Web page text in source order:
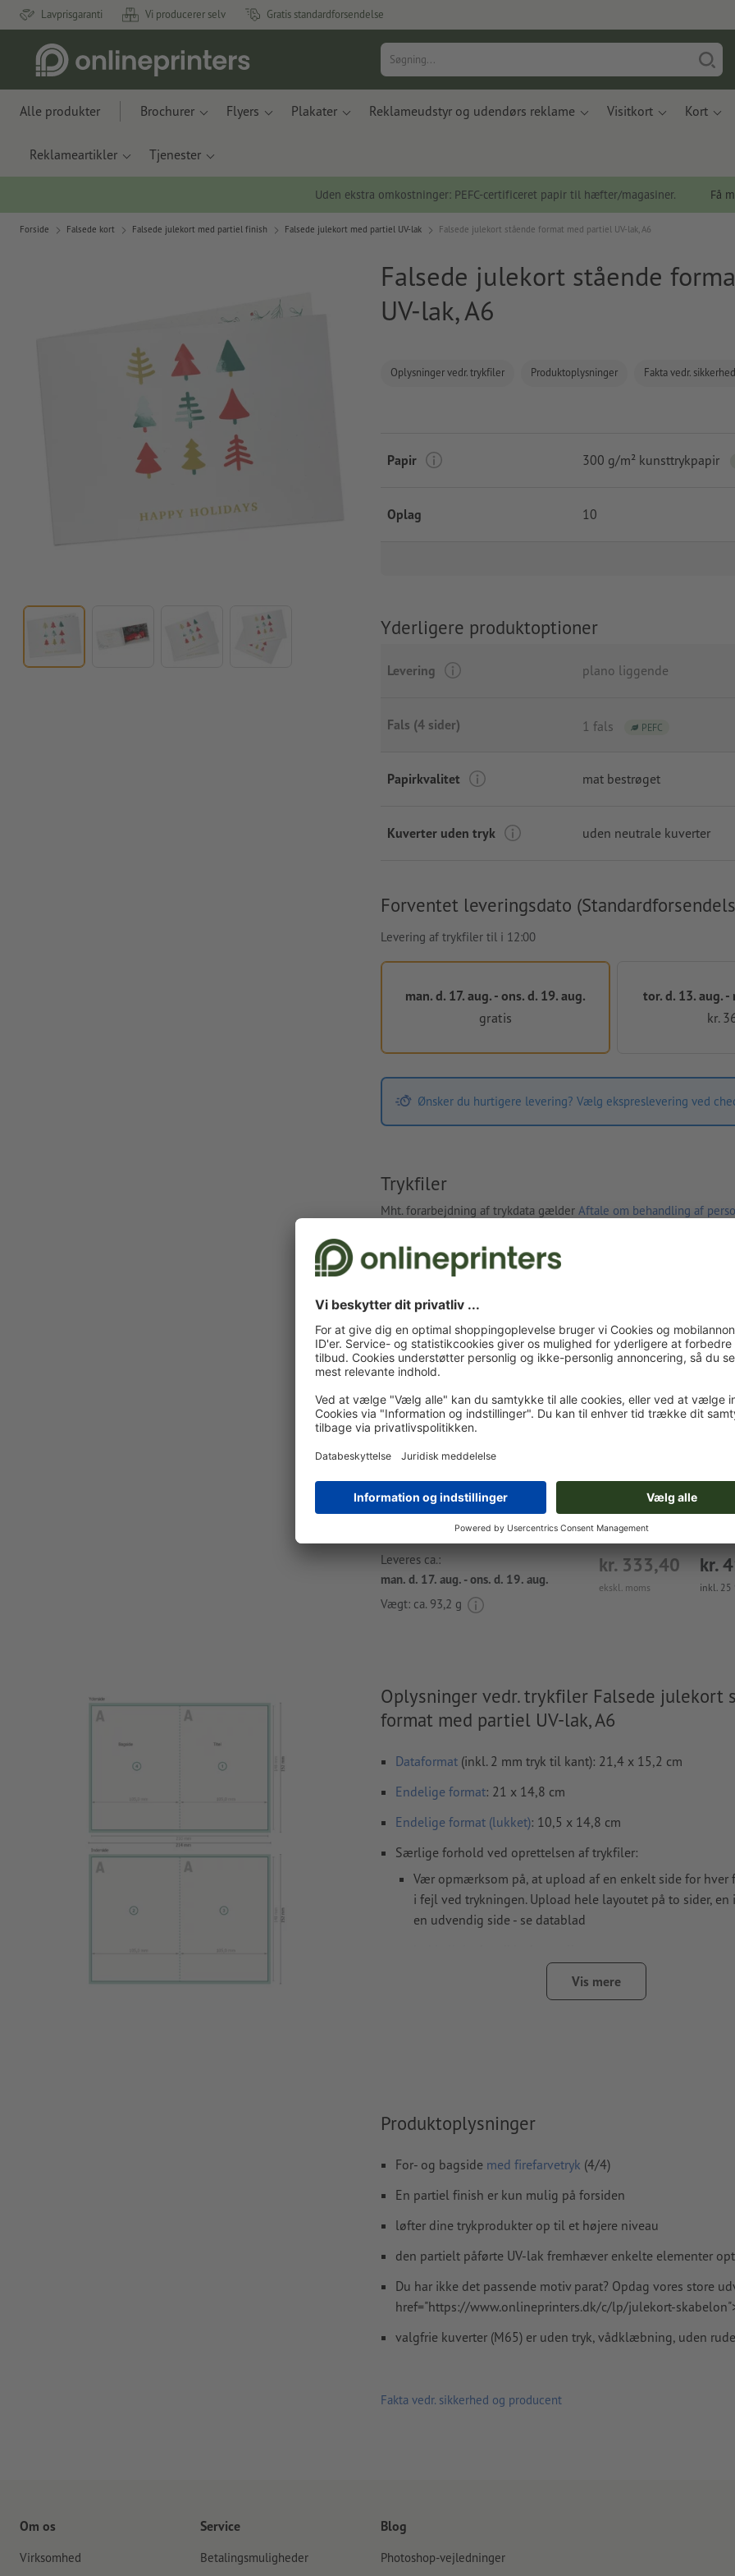
Lavprisgaranti Vi producerer selv Gratis standardforsendelse
Alle produkter Brochurer Flyers Plakater Reklameudstyr og udendørs reklame Visitkort Kort
Reklameartikler Tjenester
Uden ekstra omkostninger: PEFC-certificeret papir til hæfter/magasiner. Få
Forside Falsede kort Falsede julekort med partiel finish Falsede julekort med partiel UV-lak Falsede julekort stående format med partiel UV-lak, A6
Falsede julekort stående
UV-lak, A6
Oplysninger vedr. trykfiler Produktoplysninger Fakta vedr.
Papir 300 g/m² kunsttrykpapir
Oplag 10
Yderligere produktoptioner
Levering plano liggende
Fals (4 sider) 1 fals PEFC
Papirkvalitet mat bestrøget
Kuverter uden tryk uden neutrale kuverter
Forventet leveringsdato
Levering af trykfiler til i 12:00
man. d. 17. aug. - ons. d. 19. aug.
gratis
tor. d. 13. aug. -
kr.
Ønsker du hurtigere levering? Vælg ekspreslevering ved
Trykfiler
Mht. forarbejdning af trykdata gælder Aftale om behandling af
Egne trykfiler
Du kan uploade dine trykfiler før eller efter du afslutter
bestillingen.
ekskl. moms
kr. 333,40
inkl. 25
kr.
Leveres ca.:
man. d. 17. aug. - ons. d. 19. aug.
Vægt: ca. 93,2 g
Oplysninger vedr. trykfiler Falsede julekort
format med partiel UV-lak, A6
Dataformat (inkl. 2 mm tryk til kant): 21,4 x 15,2 cm
Endelige format: 21 x 14,8 cm
Endelige format (lukket): 10,5 x 14,8 cm
Særlige forhold ved oprettelsen af trykfiler:
Vær opmærksom på, at upload af en enkelt side for hver
i fejl ved trykningen. Upload hele layoutet på to sider, en
en udvendig side - se datablad
vi kan ikke altid tage hensyn til papirets fiberretning
Medtag en margenbeskæringpå 2 mm, vigtige oplysninger
mindst 4 mm fra det endelige formats kant
Skrifttyper skal integreres helt eller konverteres til kurver
farvetilstand:CMYK, FOGRA51 (PSO Coated v3) til bestrøget
Vi kontrollerer ikke forstavefejl og/eller typografiske fejl
Vi kontrollerer ikkeovertrykningsindstillingerne
Formularfeltetsindhold vil blive trykt
Vis mere
Produktoplysninger
For- og bagside med firefarvetryk (4/4)
En partiel finish er kun mulig på forsiden
løfter dine trykprodukter op til et højere niveau
den partielt påførte UV-lak fremhæver enkelte elementer
Du har ikke det passende motiv parat? Opdag vores store
href="https://www.onlineprinters.dk/c/lp/julekort-
valgfrie kuverter (M65) er uden tryk, vådklæbning, uden
Fakta vedr. sikkerhed og producent
Om os
Virksomhed
Service
Betalingsmuligheder
Blog
Photoshop-vejledninger